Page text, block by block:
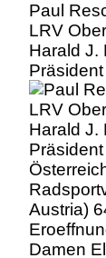
Paul
LRV
Harald J.
Präsident
Austria)
Damen
League